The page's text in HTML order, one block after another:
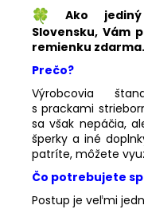
Ako
Slovensku, Vám
remienku zdarma.
Prečo?
Výrobcovia
s prackami
sa však nepáčia,
šperky a iné
patríte, môžete
Čo potrebujete
Postup je veľmi